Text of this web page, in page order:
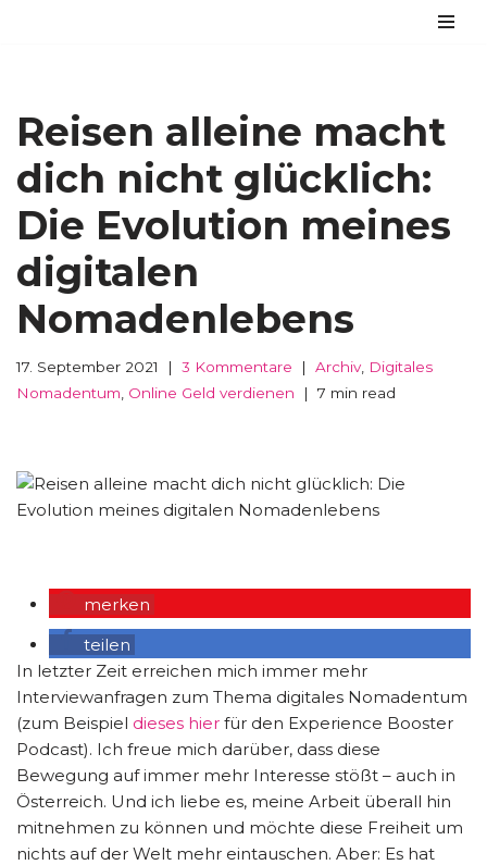
springen
Reisen alleine macht
dich nicht glücklich:
Die Evolution meines
digitalen
Nomadenlebens
17. September 2021 3 Kommentare Archiv Digitales
Nomadentum Online Geld verdienen 7 min read
merken
teilen
In letzter Zeit erreichen mich immer mehr
Interviewanfragen zum Thema digitales Nomadentum
(zum Beispiel dieses hier für den Experience Booster
Podcast). Ich freue mich darüber, dass diese
Bewegung auf immer mehr Interesse stößt – auch in
Österreich. Und ich liebe es, meine Arbeit überall hin
mitnehmen zu können und möchte diese Freiheit um
nichts auf der Welt mehr eintauschen. Aber: Es hat